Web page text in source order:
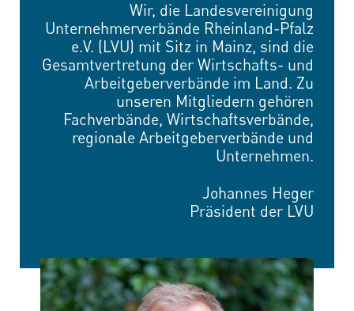
Wir, die Landesvereinigung
Unternehmerverbände Rheinland-Pfalz
e.V. (LVU) mit Sitz in Mainz, sind die
Gesamtvertretung der Wirtschafts- und
Arbeitgeberverbände im Land. Zu
unseren Mitgliedern gehören
Fachverbände, Wirtschaftsverbände,
regionale Arbeitgeberverbände und
Unternehmen.
Johannes Heger
Präsident der LVU